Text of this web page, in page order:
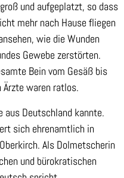
und aufgeplatzt, so dass
mehr nach Hause fliegen
wie die Wunden
Gewebe zerstörten.
Bein vom Gesäß bis
waren ratlos.
aus Deutschland kannte.
sich ehrenamtlich in
Als Dolmetscherin
und bürokratischen